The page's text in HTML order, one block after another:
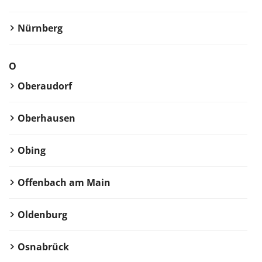
Nürnberg
O
Oberaudorf
Oberhausen
Obing
Offenbach am Main
Oldenburg
Osnabrück